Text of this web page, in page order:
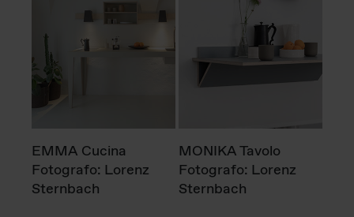
EMMA Cucina
Fotografo: Lorenz
Sternbach
MONIKA Tavolo
Fotografo: Lorenz
Sternbach